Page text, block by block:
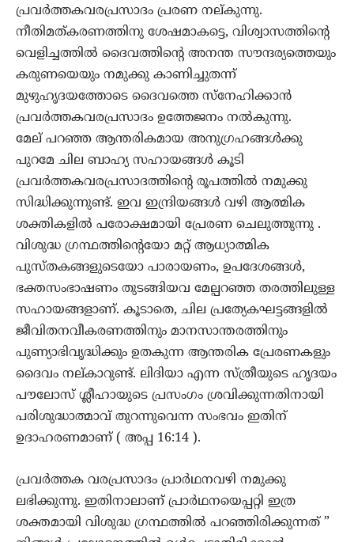
പ്രവർത്തകവരപ്രസാദം പ്രരണ നല്കുന്നു.
നീതിമത്കരണത്തിനു ശേഷമാകട്ടെ, വിശ്വാസത്തിന്റെ
വെളിച്ചത്തിൽ ദൈവത്തിന്റെ അനന്ത സൗന്ദര്യത്തെയും
കരുണയെയും നമുക്കു കാണിച്ചുതന്ന്
മുഴുഹൃദയത്തോടെ ദൈവത്തെ സ്നേഹിക്കാൻ
പ്രവർത്തകവരപ്രസാദം ഉത്തേജനം നൽകുന്നു.
മേല് പറഞ്ഞ ആന്തരികമായ അനുഗ്രഹങ്ങൾക്കു
പുറമേ ചില ബാഹ്യ സഹായങ്ങൾ കൂടി
പ്രവർത്തകവരപ്രസാദത്തിന്റെ രൂപത്തിൽ നമുക്കു
സിദ്ധിക്കുന്നുണ്ട്. ഇവ ഇന്ദ്രിയങ്ങൾ വഴി ആത്മിക
ശക്തികളിൽ പരോക്ഷമായി പ്രേരണ ചെലുത്തുന്നു .
വിശുദ്ധ ഗ്രന്ഥത്തിന്റെയോ മറ്റ് ആധ്യാത്മിക
പുസ്തകങ്ങളുടെയോ പാരായണം, ഉപദേശങ്ങൾ,
ഭക്തസംഭാഷണം തുടങ്ങിയവ മേല്പറഞ്ഞ തരത്തിലുള്ള
സഹായങ്ങളാണ്. കൂടാതെ, ചില പ്രത്യേകഘട്ടങ്ങളിൽ
ജീവിതനവീകരണത്തിനും മാനസാന്തരത്തിനും
പുണ്യാഭിവൃദ്ധിക്കും ഉതകുന്ന ആന്തരിക പ്രേരണകളും
ദൈവം നല്കാറുണ്ട്. ലിദിയാ എന്ന സ്ത്രീയുടെ ഹൃദയം
പൗലോസ് ശ്ലീഹായുടെ പ്രസംഗം ശ്രവിക്കുന്നതിനായി
പരിശുദ്ധാത്മാവ് തുറന്നുവെന്ന സംഭവം ഇതിന്
ഉദാഹരണമാണ് ( അപ്പ 16:14 ).
പ്രവർത്തക വരപ്രസാദം പ്രാർഥനവഴി നമുക്കു
ലഭിക്കുന്നു. ഇതിനാലാണ് പ്രാർഥനയെപ്പറ്റി ഇത്ര
ശക്തമായി വിശുദ്ധ ഗ്രന്ഥത്തിൽ പറഞ്ഞിരിക്കുന്നത് ”